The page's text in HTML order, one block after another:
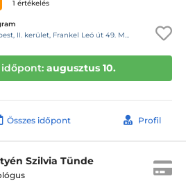
1 értékelés
II. kerület, Frankel Leó út 49. Magasföldszint 1., csengő: 4.
időpont: augusztus 10.
Összes időpont Profil
Szilvia Tünde